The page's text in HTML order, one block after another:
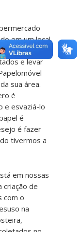
em um local
coleta do
e levar
sua área.
é
e esvaziá-lo
é
é fazer
tivermos a
em nossas
criação de
com o
na